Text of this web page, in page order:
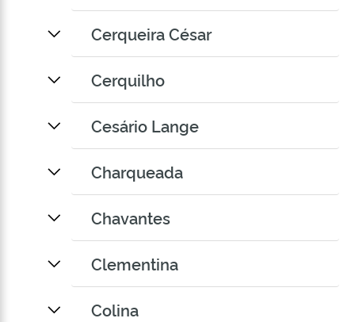
Cerqueira César
Cerquilho
Cesário Lange
Charqueada
Chavantes
Clementina
Colina